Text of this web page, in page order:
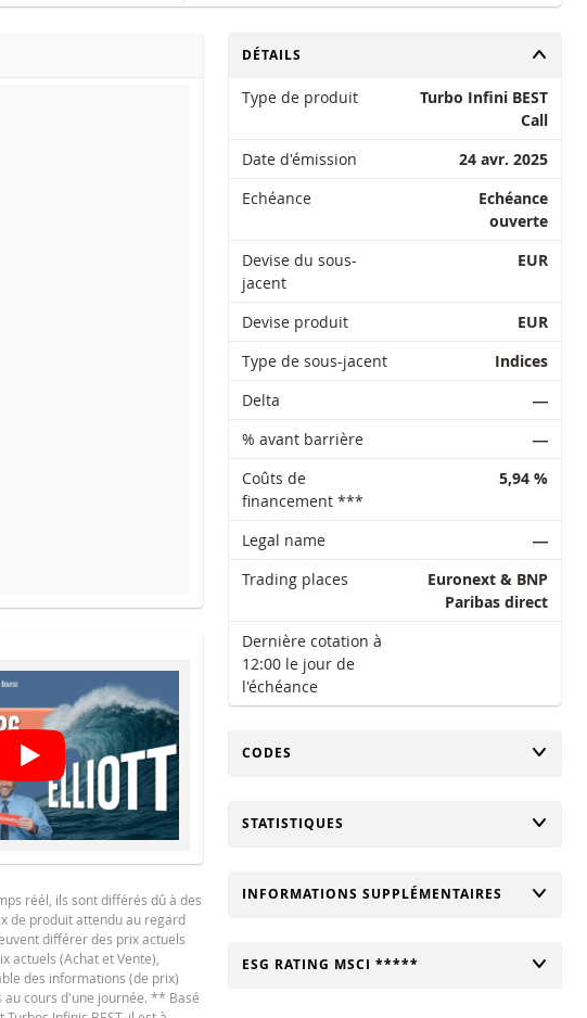
de ce produit a été atteinte.
réél, ils sont différés dû à des
de produit attendu au regard
différer des prix actuels
actuels (Achat et Vente),
des informations (de prix)
au cours d'une journée. ** Basé
CHANGER
DÉTAILS
Type de produit
Turbo Infini BEST
Call
Date d'émission
24 avr. 2025
Echéance
Echéance
ouverte
Devise du sous-
jacent
EUR
Devise produit
EUR
Type de sous-jacent
Indices
Delta
―
% avant barrière
―
Coûts de
financement ***
5,94 %
Legal name
―
Trading places
Euronext & BNP
Paribas direct
Dernière cotation à
12:00 le jour de
l'échéance
CHANGER
CODES
CHANGER
STATISTIQUES
CHANGER
INFORMATIONS SUPPLÉMENTAIRES
CHANGER
ESG RATING MSCI *****